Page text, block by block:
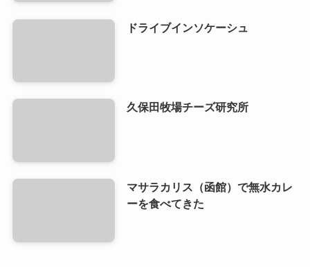
ドライブインソケーシュ
久保田牧場チーズ研究所
マサラカリス（函館）で無水カレ
ーを食べてきた